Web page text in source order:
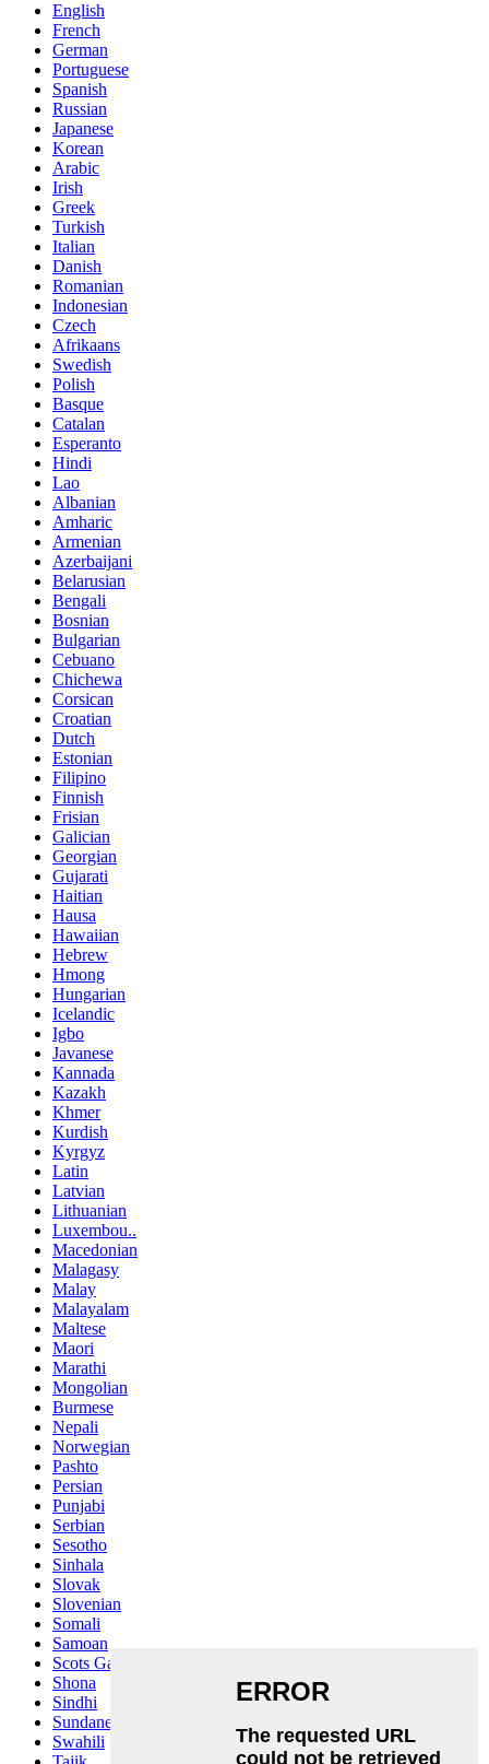
English
French
German
Portuguese
Spanish
Russian
Japanese
Korean
Arabic
Irish
Greek
Turkish
Italian
Danish
Romanian
Indonesian
Czech
Afrikaans
Swedish
Polish
Basque
Catalan
Esperanto
Hindi
Lao
Albanian
Amharic
Armenian
Azerbaijani
Belarusian
Bengali
Bosnian
Bulgarian
Cebuano
Chichewa
Corsican
Croatian
Dutch
Estonian
Filipino
Finnish
Frisian
Galician
Georgian
Gujarati
Haitian
Hausa
Hawaiian
Hebrew
Hmong
Hungarian
Icelandic
Igbo
Javanese
Kannada
Kazakh
Khmer
Kurdish
Kyrgyz
Latin
Latvian
Lithuanian
Luxembou..
Macedonian
Malagasy
Malay
Malayalam
Maltese
Maori
Marathi
Mongolian
Burmese
Nepali
Norwegian
Pashto
Persian
Punjabi
Serbian
Sesotho
Sinhala
Slovak
Slovenian
Somali
Samoan
Scots Gaelic
Shona
Sindhi
Sundanese
Swahili